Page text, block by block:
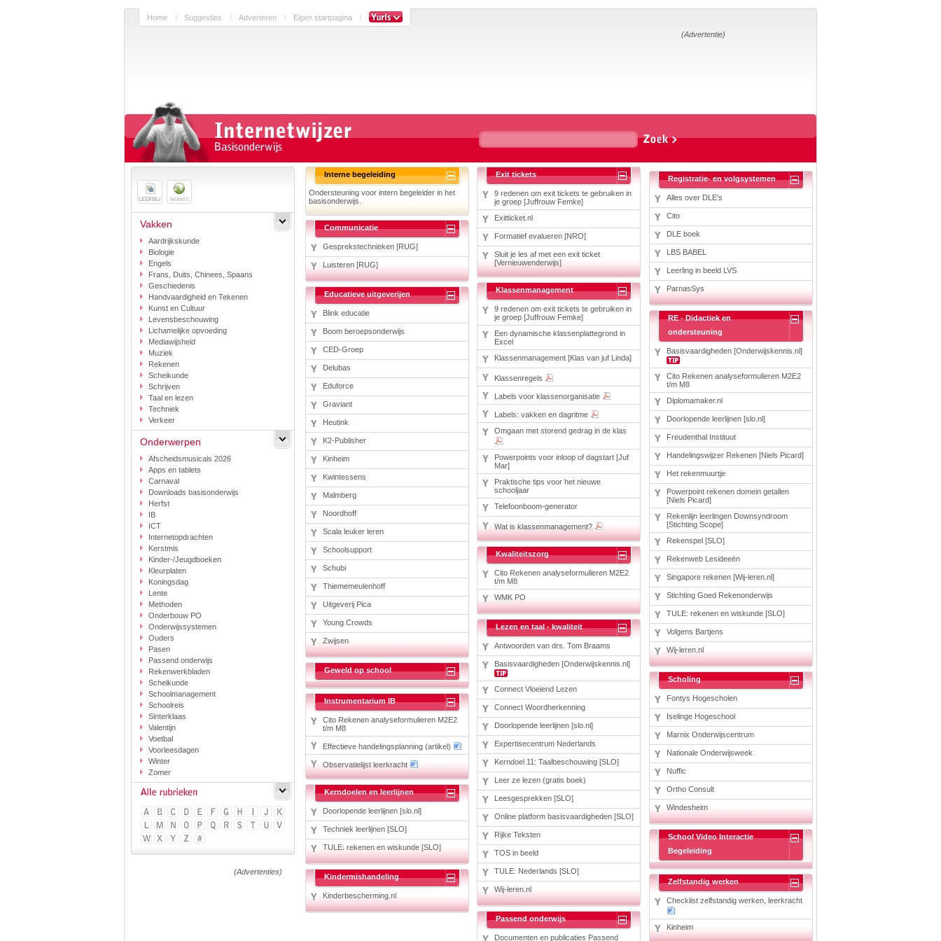
Home Suggesties Adverteren
Eigen startpagina
(Advertentie)
Vakken
Aardrijkskunde
Biologie
Engels
Frans, Duits, Chinees, Spaans
Geschiedenis
Handvaardigheid en Tekenen
Kunst en Cultuur
Levensbeschouwing
Lichamelijke opvoeding
Mediawijsheid
Muziek
Rekenen
Scheikunde
Schrijven
Taal en lezen
Techniek
Verkeer
Onderwerpen
Afscheidsmusicals 2026
Apps en tablets
Carnaval
Downloads basisonderwijs
Herfst
IB
ICT
Internetopdrachten
Kerstmis
Kinder-/Jeugdboeken
Kleurplaten
Koningsdag
Lente
Methoden
Onderbouw PO
Onderwijssystemen
Ouders
Pasen
Passend onderwijs
Rekenwerkbladen
Scheikunde
Schoolmanagement
Schoolreis
Sinterklaas
Valentijn
Voetbal
Voorleesdagen
Winter
Zomer
(Advertenties)
Interne begeleiding
Ondersteuning voor intern begeleider in het
basisonderwijs.
Communicatie
Gesprekstechnieken [RUG]
Luisteren [RUG]
Educatieve uitgeverijen
Blink educatie
Boom beroepsonderwijs
CED-Groep
Delubas
Eduforce
Graviant
Heutink
K2-Publisher
Kinheim
Kwintessens
Malmberg
Noordhoff
Scala leuker leren
Schoolsupport
Schubi
Thiememeulenhoff
Uitgeverij Pica
Young Crowds
Zwijsen
Geweld op school
Instrumentarium IB
Cito Rekenen analyseformulieren M2E2
t/m M8
Effectieve handelingsplanning (artikel)
Observatielijst leerkracht
Kerndoelen en leerlijnen
Doorlopende leerlijnen [slo.nl]
Techniek leerlijnen [SLO]
TULE: rekenen en wiskunde [SLO]
Kindermishandeling
Kinderbescherming.nl
Exit tickets
9 redenen om exit tickets te gebruiken in
je groep [Juffrouw Femke]
Exitticket.nl
Formatief evalueren [NRO]
Sluit je les af met een exit ticket
[Vernieuwenderwijs]
Klassenmanagement
9 redenen om exit tickets te gebruiken in
je groep [Juffrouw Femke]
Een dynamische klassenplattegrond in
Excel
Klassenmanagement [Klas van juf Linda]
Klassenregels
Labels voor klassenorganisatie
Labels: vakken en dagritme
Omgaan met storend gedrag in de klas
Powerpoints voor inloop of dagstart [Juf
Mar]
Praktische tips voor het nieuwe
schooljaar
Telefoonboom-generator
Wat is klassenmanagement?
Kwaliteitszorg
Cito Rekenen analyseformulieren M2E2
t/m M8
WMK PO
Lezen en taal - kwaliteit
Antwoorden van drs. Tom Braams
Basisvaardigheden [Onderwijskennis.nl]
Connect Vloeiend Lezen
Connect Woordherkenning
Doorlopende leerlijnen [slo.nl]
Expertisecentrum Nederlands
Kerndoel 11: Taalbeschouwing [SLO]
Leer ze lezen (gratis boek)
Leesgesprekken [SLO]
Online platform basisvaardigheden [SLO]
Rijke Teksten
TOS in beeld
TULE: Nederlands [SLO]
Wij-leren.nl
Passend onderwijs
Documenten en publicaties Passend
Registratie- en volgsystemen
Alles over DLE's
Cito
DLE boek
LBS BABEL
Leerling in beeld LVS
ParnasSys
RE - Didactiek en
ondersteuning
Basisvaardigheden [Onderwijskennis.nl]
Cito Rekenen analyseformulieren M2E2
t/m M8
Diplomamaker.nl
Doorlopende leerlijnen [slo.nl]
Freudenthal Instituut
Handelingswijzer Rekenen [Niels Picard]
Het rekenmuurtje
Powerpoint rekenen domein getallen
[Niels Picard]
Rekenlijn leerlingen Downsyndroom
[Stichting Scope]
Rekenspel [SLO]
Rekenweb Lesideeën
Singapore rekenen [Wij-leren.nl]
Stichting Goed Rekenonderwijs
TULE: rekenen en wiskunde [SLO]
Volgens Bartjens
Wij-leren.nl
Scholing
Fontys Hogescholen
Iselinge Hogeschool
Marnix Onderwijscentrum
Nationale Onderwijsweek
Nuffic
Ortho Consult
Windesheim
School Video Interactie
Begeleiding
Zelfstandig werken
Checklist zelfstandig werken, leerkracht
Kinheim